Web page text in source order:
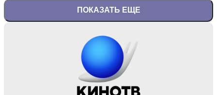
ПОКАЗАТЬ ЕЩЕ